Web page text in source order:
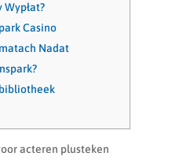
Casino
Nadat
acteren plusteken